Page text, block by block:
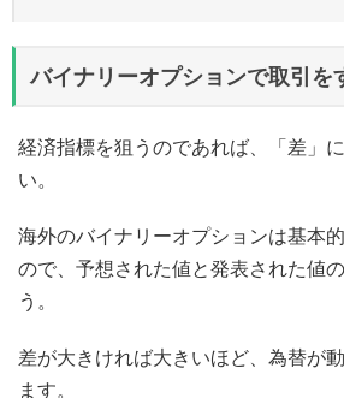
バイナリーオプションで取引を
経済指標を狙うのであれば、「差」
い。
海外のバイナリーオプションは基本
ので、予想された値と発表された値
う。
差が大きければ大きいほど、為替が
ます。